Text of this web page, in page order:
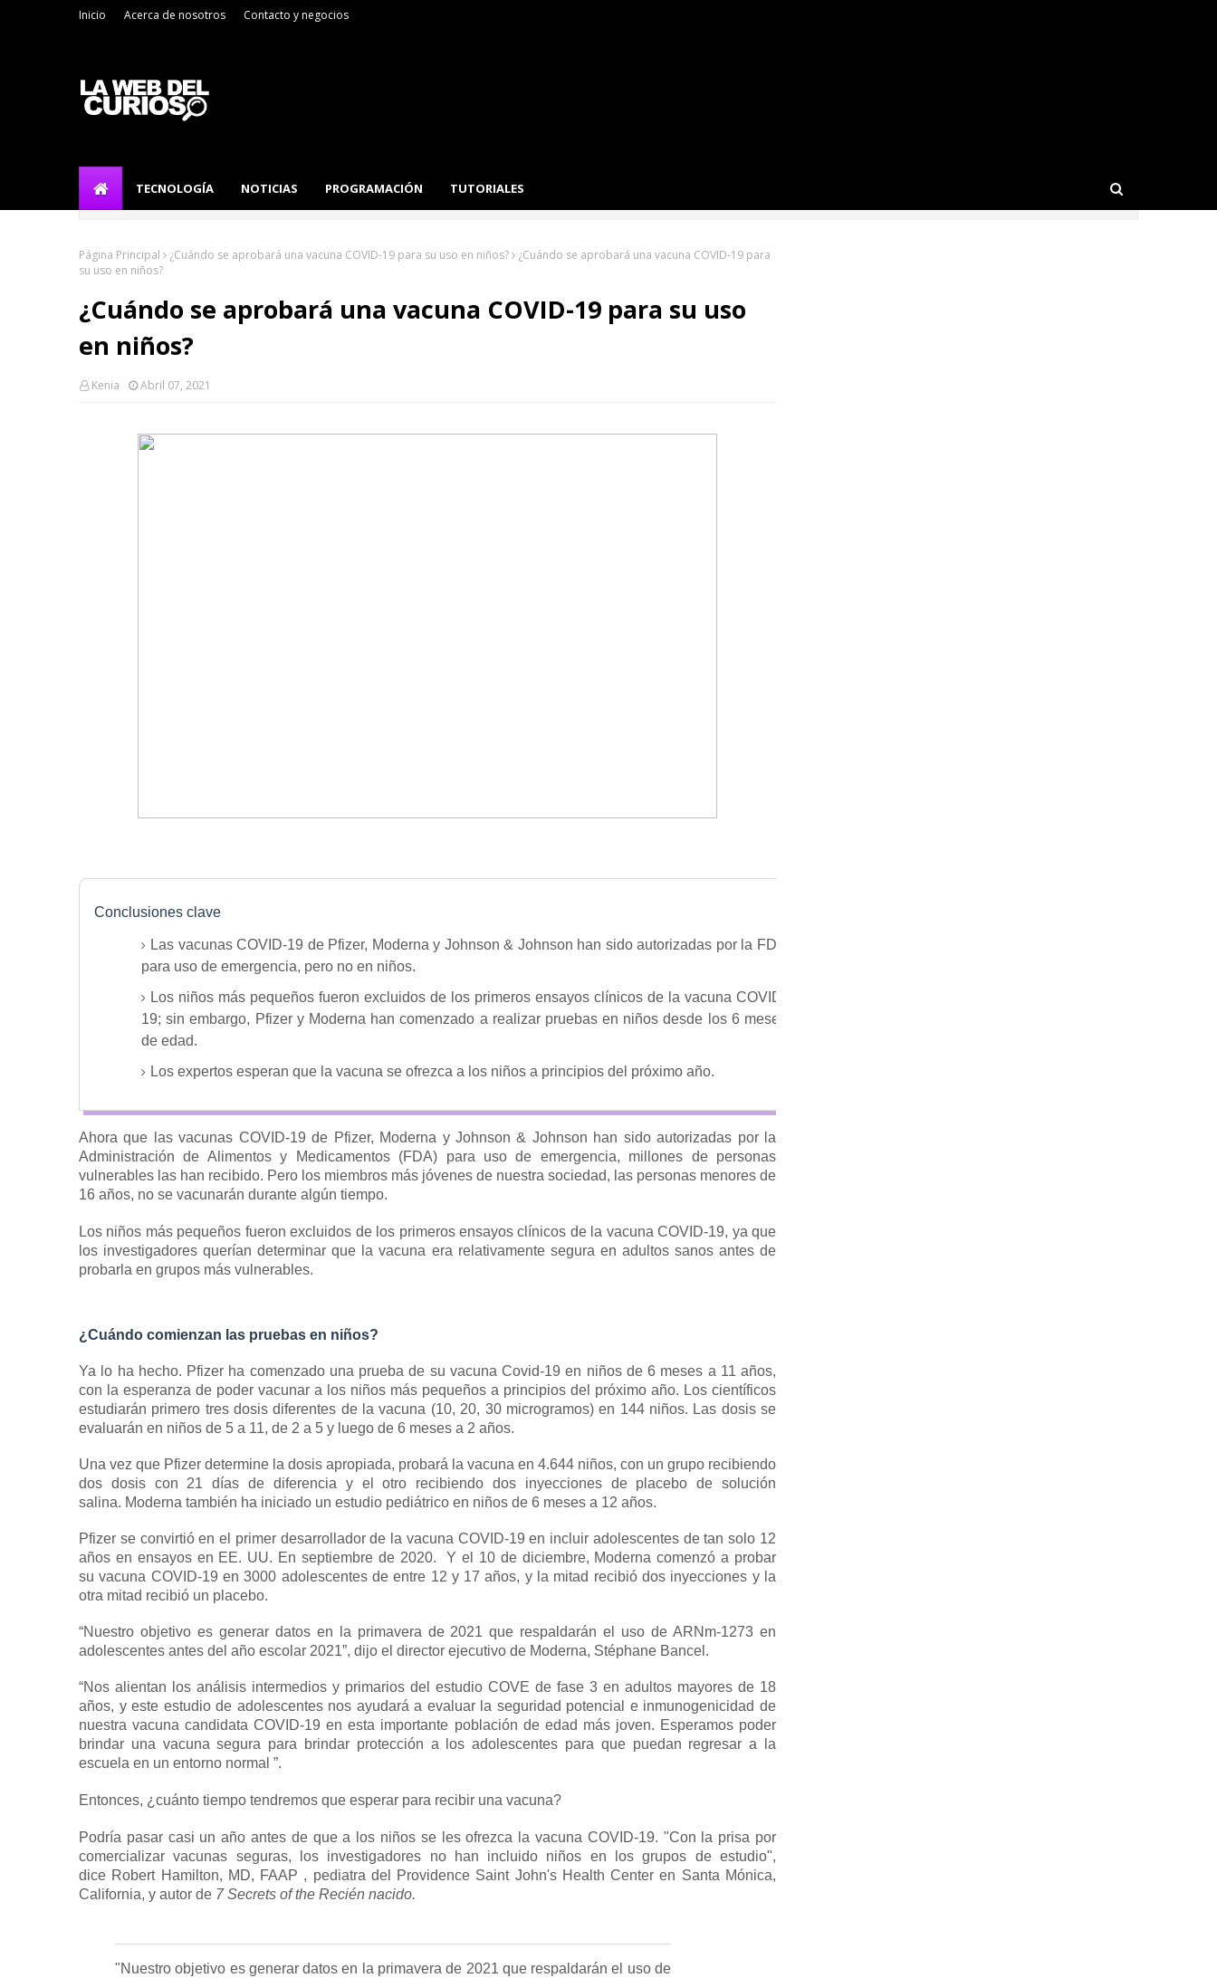
Inicio Acerca de nosotros Contacto y negocios
TECNOLOGÍA NOTICIAS PROGRAMACIÓN TUTORIALES
Página Principal ¿Cuándo se aprobará una vacuna COVID-19 para su uso en niños?
¿Cuándo se aprobará una vacuna COVID-19 para
su uso en niños?
¿Cuándo se aprobará una vacuna COVID-19 para su uso
en niños?
Kenia Abril 07, 2021
Conclusiones clave
Las vacunas COVID-19 de Pfizer, Moderna y Johnson & Johnson han sido autorizadas por la FDA
para uso de emergencia, pero no en niños.
Los niños más pequeños fueron excluidos de los primeros ensayos clínicos de la vacuna COVID-
19;sin embargo, Pfizer y Moderna han comenzado a realizar pruebas en niños desde los 6 meses
de edad.
Los expertos esperan que la vacuna se ofrezca a los niños a principios del próximo año.
Ahora que las vacunas COVID-19 de Pfizer, Moderna y Johnson & Johnson han sido autorizadas por la
Administración de Alimentos y Medicamentos (FDA) para uso de emergencia, millones de personas
vulnerables las han recibido. Pero los miembros más jóvenes de nuestra sociedad, las personas menores de
16 años, no se vacunarán durante algún tiempo.
Los niños más pequeños fueron excluidos de los primeros ensayos clínicos de la vacuna COVID-19, ya que
los investigadores querían determinar que la vacuna era relativamente segura en adultos sanos antes de
probarla en grupos más vulnerables.
¿Cuándo comienzan las pruebas en niños?
Ya lo ha hecho. Pfizer ha comenzado una prueba de su vacuna Covid-19 en niños de 6 meses a 11 años,
con la esperanza de poder vacunar a los niños más pequeños a principios del próximo año. Los científicos
estudiarán primero tres dosis diferentes de la vacuna (10, 20, 30 microgramos) en 144 niños. Las dosis se
evaluarán en niños de 5 a 11, de 2 a 5 y luego de 6 meses a 2 años.
Una vez que Pfizer determine la dosis apropiada, probará la vacuna en 4.644 niños, con un grupo recibiendo
dos dosis con 21 días de diferencia y el otro recibiendo dos inyecciones de placebo de solución
salina. Moderna también ha iniciado un estudio pediátrico en niños de 6 meses a 12 años.
Pfizer se convirtió en el primer desarrollador de la vacuna COVID-19 en incluir adolescentes de tan solo 12
años en ensayos en EE. UU. En septiembre de 2020.
Y el 10 de diciembre, Moderna comenzó a probar
suvacuna COVID-19 en 3000 adolescentes de entre 12 y 17 años, y la mitad recibió dos inyecciones y la
otra mitad recibió un placebo.
“Nuestro objetivo es generar datos en la primavera de 2021 que respaldarán el uso de ARNm-1273 en
adolescentes antes del año escolar 2021”, dijo el director ejecutivo de Moderna, Stéphane Bancel.
“Nos alientan los análisis intermedios y primarios del estudio COVE de fase 3 en adultos mayores de 18
años, y este estudio de adolescentes nos ayudará a evaluar la seguridad potencial e inmunogenicidad de
nuestra vacuna candidata COVID-19 en esta importante población de edad más joven. Esperamos poder
brindar una vacuna segura para brindar protección a los adolescentes para que puedan regresar a la
escuela en un entorno normal ”.
Entonces, ¿cuánto tiempo tendremos que esperar para recibir una vacuna?
Podría pasar casi un año antes de que a los niños se les ofrezca la vacuna COVID-19. "Con la prisa por
comercializar vacunas seguras, los investigadores no han incluido niños en los grupos de estudio",
dice Robert Hamilton, MD, FAAP , pediatra del Providence Saint John's Health Center en Santa Mónica,
California, y autor de 7 Secrets of the Recién nacido.
"Nuestro objetivo es generar datos en la primavera de 2021 que respaldarán el uso de